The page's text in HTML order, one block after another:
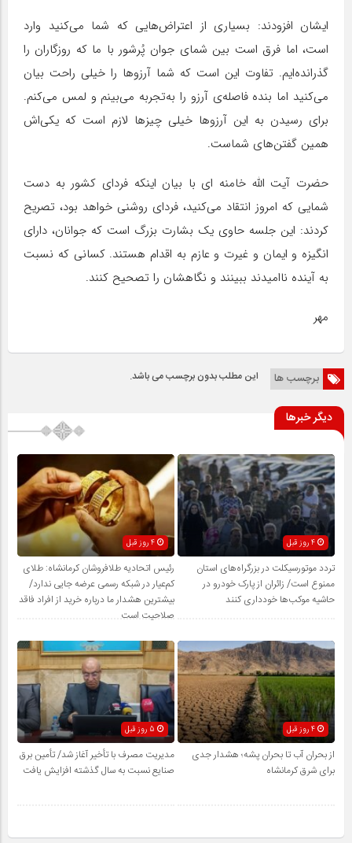
ایشان افزودند: بسیاری از اعتراض‌هایی که شما می‌کنید وارد
است، اما فرق است بین شمای جوان پُرشور با ما که روزگاران را
گذرانده‌ایم. تفاوت این است که شما آرزوها را خیلی راحت بیان
می‌کنید اما بنده فاصله‌ی آرزو را به‌تجربه می‌بینم و لمس می‌کنم.
برای رسیدن به این آرزوها خیلی چیزها لازم است که یکی‌اش
همین گفتن‌های شماست.
حضرت آیت الله خامنه ای با بیان اینکه فردای کشور به دست
شمایی که امروز انتقاد می‌کنید، فردای روشنی خواهد بود، تصریح
کردند: این جلسه حاوی یک بشارت بزرگ است که جوانان، دارای
انگیزه و ایمان و غیرت و عازم به اقدام هستند. کسانی که نسبت
به آینده ناامیدند ببینند و نگاهشان را تصحیح کنند.
مهر
برچسب ها این مطلب بدون برچسب می باشد.
دیگر خبرها
4 روز قبل
تردد موتورسیکلت در بزرگراه‌های استان
ممنوع است/ زائران از پارک خودرو در
حاشیه موکب‌ها خودداری کنند
رئیس اتحادیه طلافروشان کرمانشاه: طلای
کم‌عیار در شبکه رسمی عرضه جایی ندارد/
بیشترین هشدار ما درباره خرید از افراد فاقد
صلاحیت است
4 روز قبل
از بحران آب تا بحران پشه؛ هشدار جدی
برای شرق کرمانشاه
مدیریت مصرف با تأخیر آغاز شد/ تأمین برق
صنایع نسبت به سال گذشته افزایش یافت